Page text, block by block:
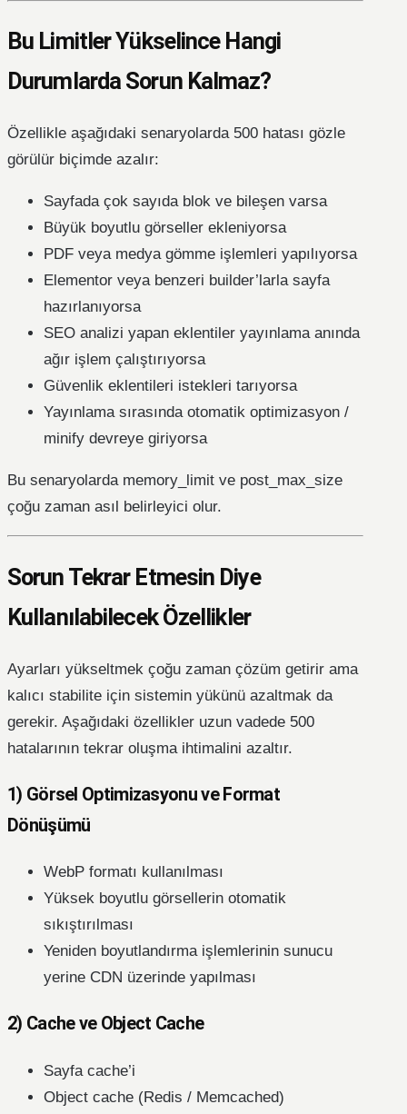
Bu Limitler Yükselince Hangi
Durumlarda Sorun Kalmaz?
Özellikle aşağıdaki senaryolarda 500 hatası gözle
görülür biçimde azalır:
Sayfada çok sayıda blok ve bileşen varsa
Büyük boyutlu görseller ekleniyorsa
PDF veya medya gömme işlemleri yapılıyorsa
Elementor veya benzeri builder’larla sayfa
hazırlanıyorsa
SEO analizi yapan eklentiler yayınlama anında
ağır işlem çalıştırıyorsa
Güvenlik eklentileri istekleri tarıyorsa
Yayınlama sırasında otomatik optimizasyon /
minify devreye giriyorsa
Bu senaryolarda memory_limit ve post_max_size
çoğu zaman asıl belirleyici olur.
Sorun Tekrar Etmesin Diye
Kullanılabilecek Özellikler
Ayarları yükseltmek çoğu zaman çözüm getirir ama
kalıcı stabilite için sistemin yükünü azaltmak da
gerekir. Aşağıdaki özellikler uzun vadede 500
hatalarının tekrar oluşma ihtimalini azaltır.
1) Görsel Optimizasyonu ve Format
Dönüşümü
WebP formatı kullanılması
Yüksek boyutlu görsellerin otomatik
sıkıştırılması
Yeniden boyutlandırma işlemlerinin sunucu
yerine CDN üzerinde yapılması
2) Cache ve Object Cache
Sayfa cache’i
Object cache (Redis / Memcached)